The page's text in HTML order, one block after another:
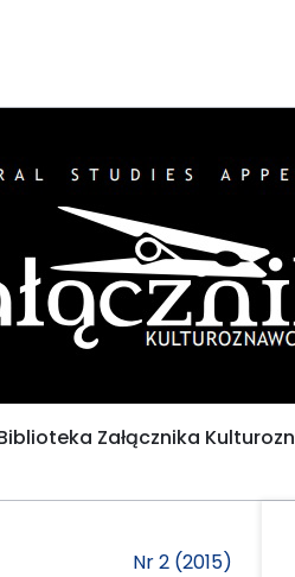
Załącznika
Nr 2 (2015)